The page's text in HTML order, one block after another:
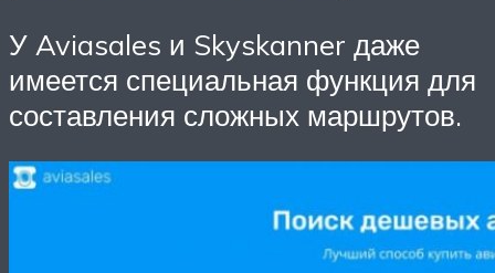
У Aviasales и Skyskanner даже
имеется специальная функция для
составления сложных маршрутов.